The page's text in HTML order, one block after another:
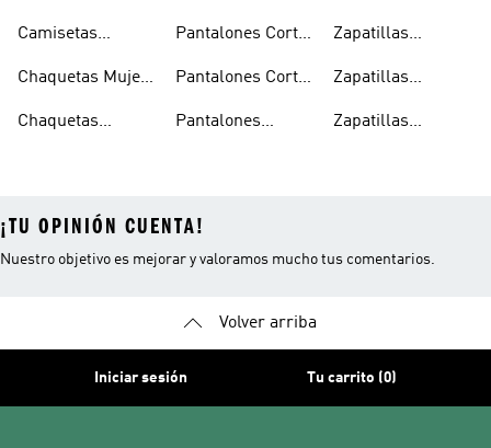
Camisetas
Chaquetas Mujer
Chaquetas
Pantalones Cortos
Pantalones Cortos
Pantalones
Zapatillas
Zapatillas
Zapatillas
¡TU OPINIÓN CUENTA!
Nuestro objetivo es mejorar y valoramos mucho tus comentarios.
Volver arriba
Iniciar sesión Tu carrito (0)